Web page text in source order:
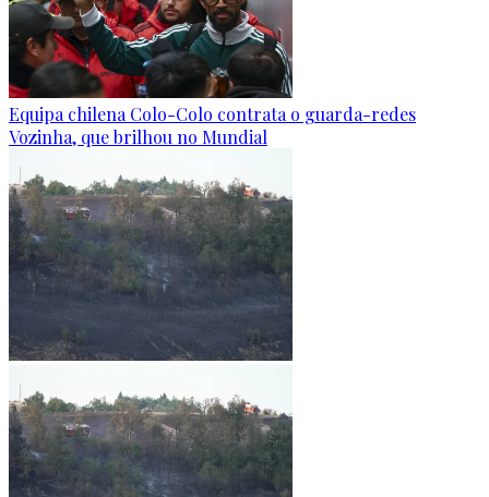
Equipa chilena Colo-Colo contrata o guarda-redes
Vozinha, que brilhou no Mundial